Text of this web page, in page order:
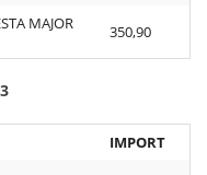
MAJOR
350,90
IMPORT